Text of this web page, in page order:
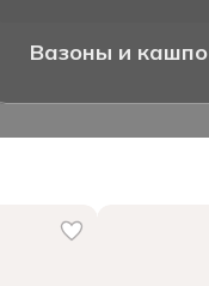
Вазоны и кашпо